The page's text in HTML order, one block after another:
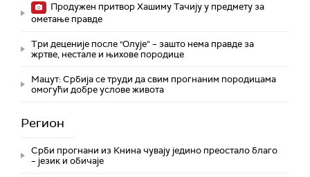
Продужен притвор Хашиму Тачију у предмету за
ометање правде
Три деценије после "Олује“ – зашто нема правде за
жртве, нестале и њихове породице
Мацут: Србија се труди да свим прогнаним породицама
омогући добре услове живота
Регион
Срби прогнани из Книна чувају једино преостало благо
– језик и обичаје